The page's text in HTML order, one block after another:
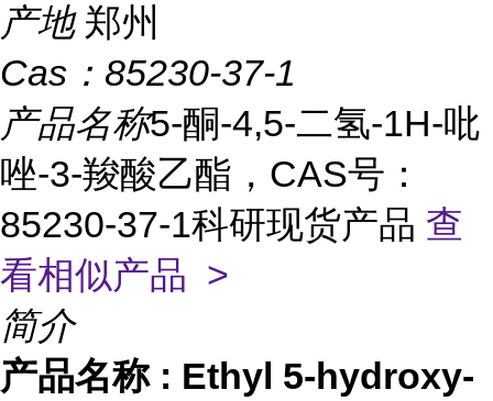
产地 郑州
Cas： 85230-37-1
产品名称5-酮-4,5-二氢-1H-吡
唑-3-羧酸乙酯，CAS号：
85230-37-1科研现货产品 查
看相似产品 >
简介
产品名称 : Ethyl 5-hydroxy-